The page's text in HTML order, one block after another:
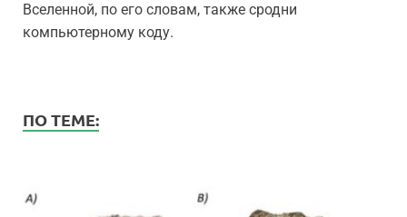
Вселенной, по его словам, также сродни
компьютерному коду.
ПО ТЕМЕ: